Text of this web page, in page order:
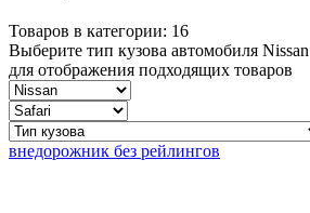
Товаров в категории: 16
Выберите тип кузова автомобиля
для отображения подходящих товаров
внедорожник без рейлингов